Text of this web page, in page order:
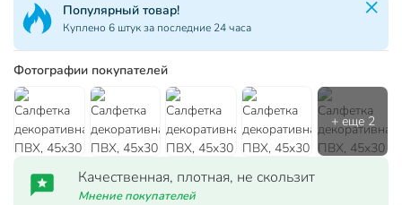
Популярный товар!
Куплено 6 штук за последние 24 часа
Фотографии покупателей
Качественная, плотная, не скользит
Мнение покупателей